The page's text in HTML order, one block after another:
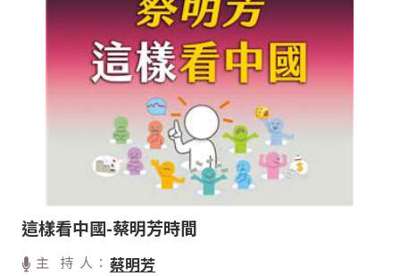
這樣看中國-蔡明芳時間
主 持 人： 蔡明芳